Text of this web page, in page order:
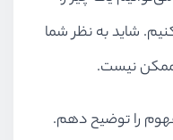
شاید به نظر شما
نیست.
را توضیح دهم.